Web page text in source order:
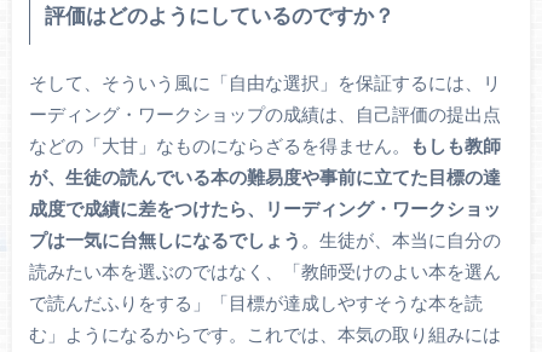
評価はどのようにしているのですか？
そして、そういう風に「自由な選択」を保証するには、リ
ーディング・ワークショップの成績は、自己評価の提出点
などの「大甘」なものにならざるを得ません。
もしも教師
が、生徒の読んでいる本の難易度や事前に立てた目標の達
成度で成績に差をつけたら、リーディング・ワークショッ
プは一気に台無しになるでしょう 。生徒が、本当に自分の
読みたい本を選ぶのではなく、「教師受けのよい本を選ん
で読んだふりをする」「目標が達成しやすそうな本を読
む」ようになるからです。これでは、本気の取り組みには